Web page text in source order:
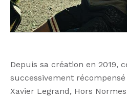
Depuis sa création en 2019,
successivement
Xavier Legrand, Hors